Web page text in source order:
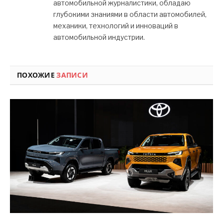
автомобильной журналистики, обладаю
глубокими знаниями в области автомобилей,
механики, технологий и инноваций в
автомобильной индустрии.
ПОХОЖИЕЗАПИСИ